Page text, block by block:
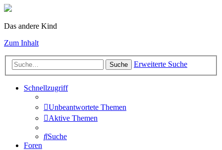
Das andere Kind
Zum Inhalt
Suche Erweiterte Suche
Schnellzugriff
Unbeantwortete Themen
Aktive Themen
Suche
Foren